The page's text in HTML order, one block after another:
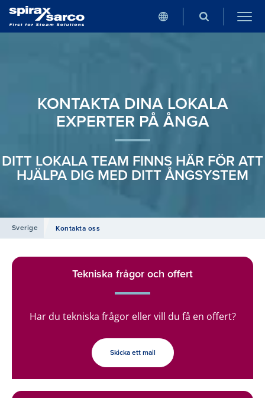
KONTAKTA DINA LOKALA
EXPERTER PÅ ÅNGA
DITT LOKALA TEAM FINNS HÄR FÖR ATT
HJÄLPA DIG MED DITT ÅNGSYSTEM
Sverige Kontakta oss
Tekniska frågor och offert
Har du tekniska frågor eller vill du få en offert?
Skicka ett mail